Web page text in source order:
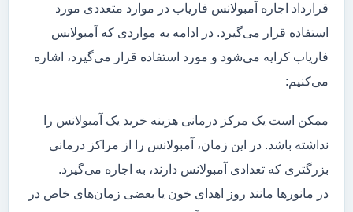
قرارداد اجاره آمبولانس فاریاب در موارد متعددی مورد
استفاده قرار می‌گیرد. در ادامه به مواردی که آمبولانس
فاریاب کرایه می‌شود و مورد استفاده قرار می‌گیرد، اشاره
می‌کنیم:
ممکن است یک مرکز درمانی هزینه خرید یک آمبولانس را
نداشته باشد. در این زمان، آمبولانس را از مراکز درمانی
بزرگتری که تعدادی آمبولانس دارند، به اجاره می‌گیرد.
در مانور‌ها مانند روز اهدای خون یا بعضی زمان‌های خاص در